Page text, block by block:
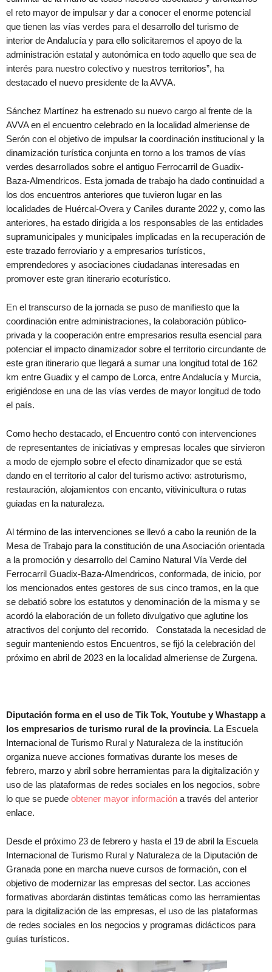
el reto mayor de impulsar y dar a conocer el enorme potencial
que tienen las vías verdes para el desarrollo del turismo de
interior de Andalucía y para ello solicitaremos el apoyo de la
administración estatal y autonómica en todo aquello que sea de
interés para nuestro colectivo y nuestros territorios”, ha
destacado el nuevo presidente de la AVVA.
Sánchez Martínez ha estrenado su nuevo cargo al frente de la
AVVA en el encuentro celebrado en la localidad almeriense de
Serón con el objetivo de impulsar la coordinación institucional y la
dinamización turística conjunta en torno a los tramos de vías
verdes desarrollados sobre el antiguo Ferrocarril de Guadix-
Baza-Almendricos. Esta jornada de trabajo ha dado continuidad a
los dos encuentros anteriores que tuvieron lugar en las
localidades de Huércal-Overa y Caniles durante 2022 y, como las
anteriores, ha estado dirigida a los responsables de las entidades
supramunicipales y municipales implicadas en la recuperación de
este trazado ferroviario y a empresarios turísticos,
emprendedores y asociaciones ciudadanas interesadas en
promover este gran itinerario ecoturístico.
En el transcurso de la jornada se puso de manifiesto que la
coordinación entre administraciones, la colaboración público-
privada y la cooperación entre empresarios resulta esencial para
potenciar el impacto dinamizador sobre el territorio circundante de
este gran itinerario que llegará a sumar una longitud total de 162
km entre Guadix y el campo de Lorca, entre Andalucía y Murcia,
erigiéndose en una de las vías verdes de mayor longitud de todo
el país.
Como hecho destacado, el Encuentro contó con intervenciones
de representantes de iniciativas y empresas locales que sirvieron
a modo de ejemplo sobre el efecto dinamizador que se está
dando en el territorio al calor del turismo activo: astroturismo,
restauración, alojamientos con encanto, vitivinicultura o rutas
guiadas en la naturaleza.
Al término de las intervenciones se llevó a cabo la reunión de la
Mesa de Trabajo para la constitución de una Asociación orientada
a la promoción y desarrollo del Camino Natural Vía Verde del
Ferrocarril Guadix-Baza-Almendricos, conformada, de inicio, por
los mencionados entes gestores de sus cinco tramos, en la que
se debatió sobre los estatutos y denominación de la misma y se
acordó la elaboración de un folleto divulgativo que aglutine los
atractivos del conjunto del recorrido. Constatada la necesidad de
seguir manteniendo estos Encuentros, se fijó la celebración del
próximo en abril de 2023 en la localidad almeriense de Zurgena.
Diputación forma en el uso de Tik Tok, Youtube y Whastapp a
los empresarios de turismo rural de la provincia. La Escuela
Internacional de Turismo Rural y Naturaleza de la institución
organiza nueve acciones formativas durante los meses de
febrero, marzo y abril sobre herramientas para la digitalización y
uso de las plataformas de redes sociales en los negocios, sobre
lo que se puede obtener mayor información a través del anterior
enlace.
Desde el próximo 23 de febrero y hasta el 19 de abril la Escuela
Internacional de Turismo Rural y Naturaleza de la Diputación de
Granada pone en marcha nueve cursos de formación, con el
objetivo de modernizar las empresas del sector. Las acciones
formativas abordarán distintas temáticas como las herramientas
para la digitalización de las empresas, el uso de las plataformas
de redes sociales en los negocios y programas didácticos para
guías turísticos.